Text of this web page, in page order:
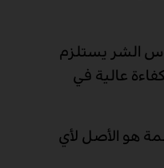
الشر يستلزم
عالية في
هو الأصل لأي